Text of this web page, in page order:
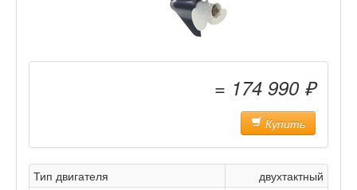
= 174 990 ₽
Купить
Тип двигателя
двухтактный